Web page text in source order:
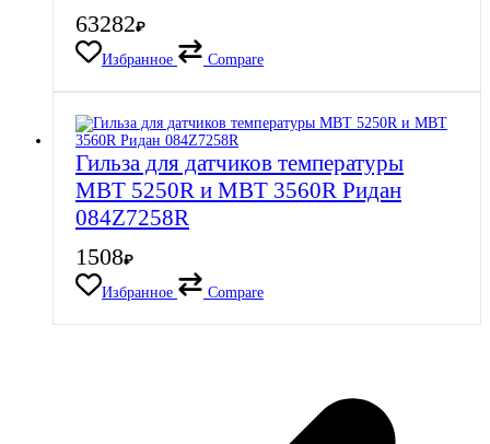
63282₽
Избранное
Compare
Гильза для датчиков температуры
MBT 5250R и MBT 3560R Ридан
084Z7258R
1508₽
Избранное
Compare